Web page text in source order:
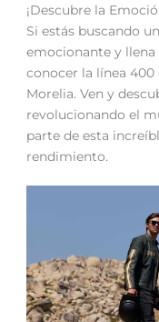
¡Descubre la
Si estás buscando
emocionante y
conocer la línea 400
Morelia. Ven y
revolucionando el
parte de esta
rendimiento.